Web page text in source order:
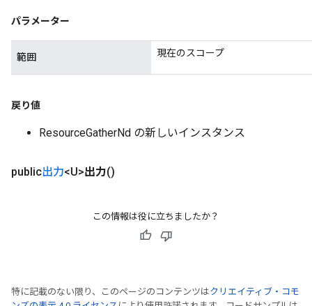
パラメーター
範囲 現在のスコープ
戻り値
ResourceGatherNd の新しいインスタンス
public出力<U>出力()
この情報は役に立ちましたか？
特に記載のない限り、このページのコンテンツはクリエイティブ・コモ